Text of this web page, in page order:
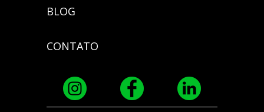
BLOG
CONTATO